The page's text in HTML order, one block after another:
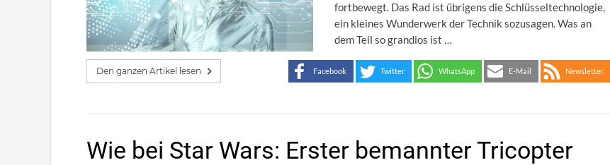
fortbewegt. Das Rad ist übrigens die Schlüsseltechnologie,
ein kleines Wunderwerk der Technik sozusagen. Was an
dem Teil so grandios ist …
Den ganzen Artikel lesen Facebook Twitter WhatsApp E-Mail Newsletter
Wie bei Star Wars: Erster bemannter Tricopter